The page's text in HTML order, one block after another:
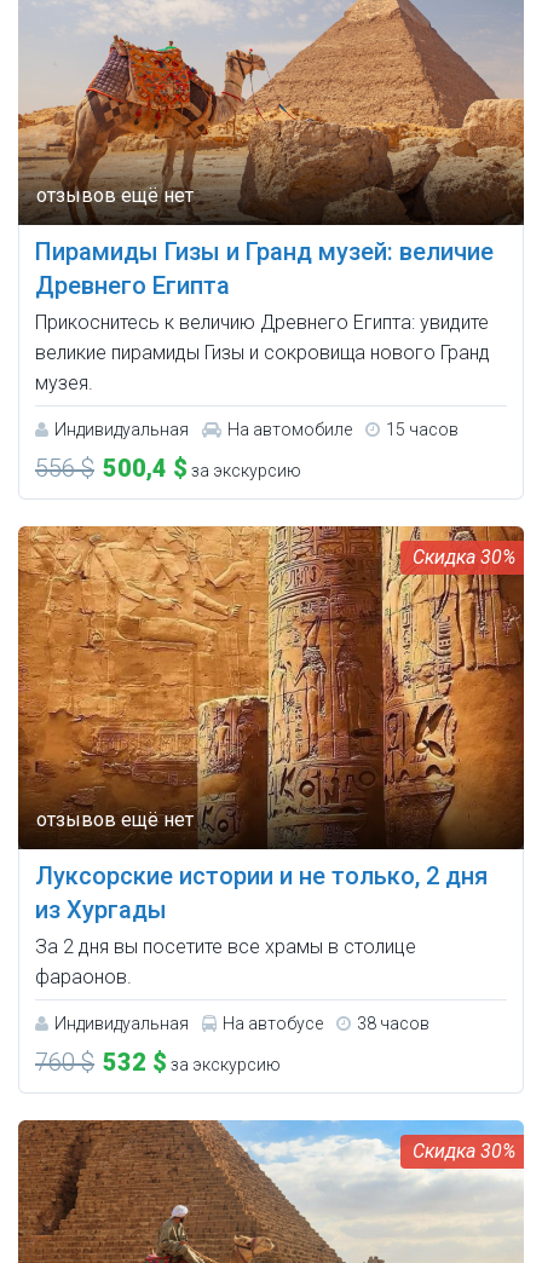
Пирамиды Гизы и Гранд музей: величие
Древнего Египта
Прикоснитесь к величию Древнего Египта: увидите
великие пирамиды Гизы и сокровища нового Гранд
музея.
Индивидуальная На автомобиле 15 часов
556 $ 500,4 $ за экскурсию
30%
Луксорские истории и не только, 2 дня
из Хургады
За 2 дня вы посетите все храмы в столице
фараонов.
Индивидуальная На автобусе 38 часов
760 $ 532 $ за экскурсию
30%